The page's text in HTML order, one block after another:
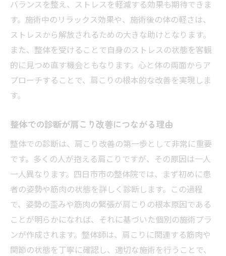
バランスを整え、ストレスを軽減する効果も期待できま
す。施術中のリラックス効果や、施術後の体の軽さは、
ストレスから解放されるための大きな助けとなります。
また、整体を受けることで自身のストレスの状態を客観
的に見つめ直す機会ともなります。心と体の両面からア
プローチすることで、肩こりの根本的な改善を実現しま
す。
整体での診断が肩こり改善につながる理由
整体での診断は、肩こり改善の第一歩として非常に重要
です。多くの人が抱える肩こりですが、その原因は一人
一人異なります。四日市市の整体院では、まず初めに患
者の姿勢や筋肉の状態を詳しく診断します。この過程
で、姿勢の歪みや筋肉の緊張が肩こりの根本原因である
ことが明らかになれば、それに基づいた個別の施術プラ
ンが作成されます。整体師は、肩こりに関連する筋肉や
関節の状態を丁寧に確認し、適切な施術を行うことで、